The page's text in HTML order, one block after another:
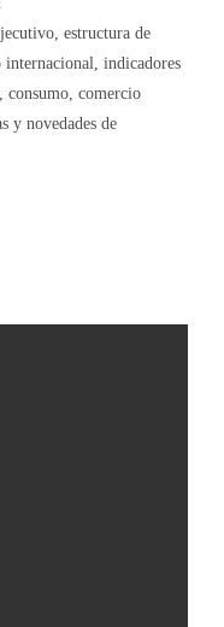
estructura de
indicadores
consumo, comercio
y novedades de